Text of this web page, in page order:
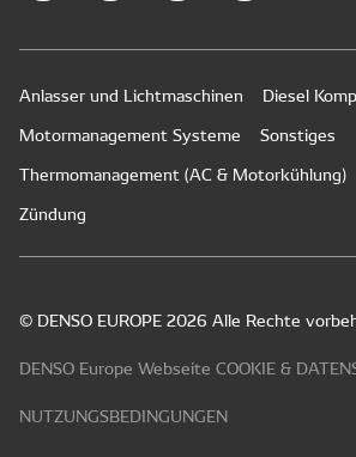
Anlasser und Lichtmaschinen Diesel
Motormanagement Systeme
Sonstiges
Thermomanagement (AC & Motorkühlung)
Zündung
© DENSO EUROPE 2026 Alle Rechte
DENSO Europe Webseite COOKIE &
NUTZUNGSBEDINGUNGEN